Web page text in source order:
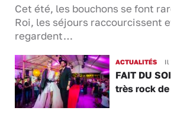
Cet été, les bouchons se font
Roi, les séjours raccourcissent
regardent…
ACTUALITÉS Il
FAIT DU
très rock